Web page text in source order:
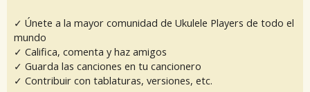
✓ Únete a la mayor comunidad de Ukulele Players de todo el
mundo
✓ Califica, comenta y haz amigos
✓ Guarda las canciones en tu cancionero
✓ Contribuir con tablaturas, versiones, etc.